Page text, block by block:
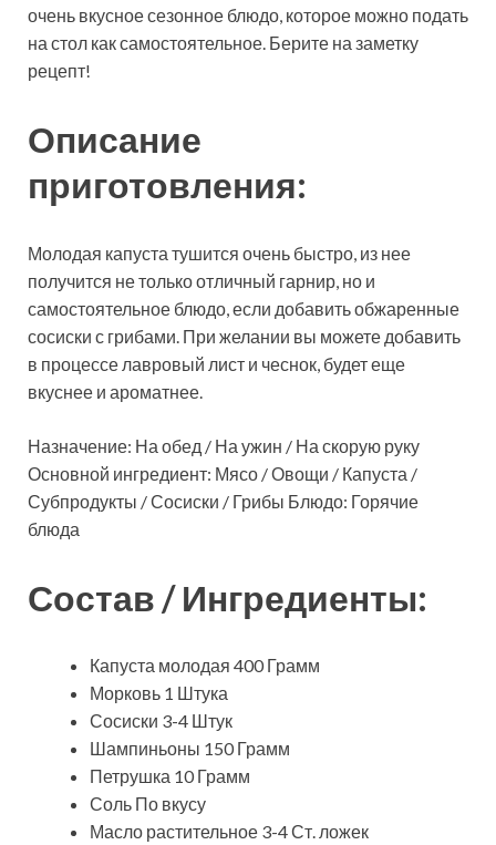
очень вкусное сезонное блюдо, которое можно подать
на стол как самостоятельное. Берите на заметку
рецепт!
Описание
приготовления:
Молодая капуста тушится очень быстро, из нее
получится не только отличный гарнир, но и
самостоятельное блюдо, если добавить обжаренные
сосиски с грибами. При желании вы можете добавить
в процессе лавровый лист и чеснок, будет еще
вкуснее и ароматнее.
Назначение: На обед / На ужин / На скорую руку
Основной ингредиент: Мясо / Овощи / Капуста /
Субпродукты / Сосиски / Грибы Блюдо: Горячие
блюда
Состав / Ингредиенты:
Капуста молодая 400 Грамм
Морковь 1 Штука
Сосиски 3-4 Штук
Шампиньоны 150 Грамм
Петрушка 10 Грамм
Соль По вкусу
Масло растительное 3-4 Ст. ложек